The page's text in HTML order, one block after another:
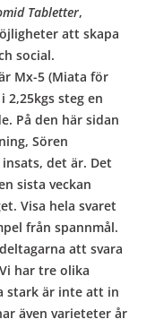
Tabletter,
att skapa
social.
Mx-5 (Miata för
2,25kgs steg en
På den här sidan
Sören
det är. Det
sista veckan
Visa hela svaret
från spannmål.
att svara
har tre olika
stark är inte att in
även varieteter år